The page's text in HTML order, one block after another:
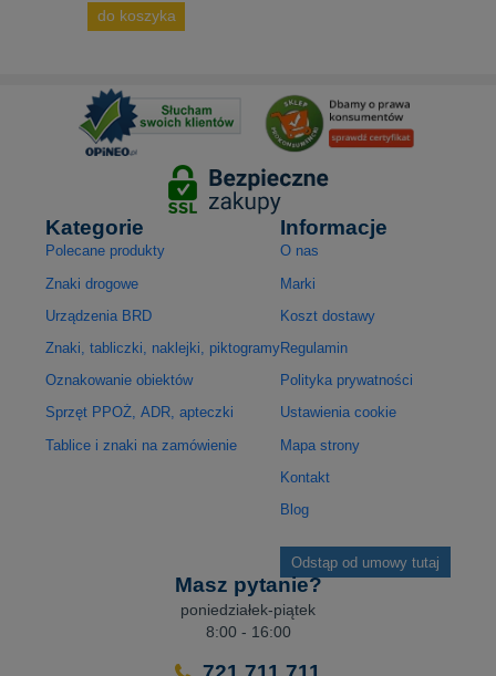
do koszyka
Kategorie
Polecane produkty
Znaki drogowe
Urządzenia BRD
Znaki, tabliczki, naklejki, piktogramy
Oznakowanie obiektów
Sprzęt PPOŻ, ADR, apteczki
Tablice i znaki na zamówienie
Informacje
O nas
Marki
Koszt dostawy
Regulamin
Polityka prywatności
Ustawienia cookie
Mapa strony
Kontakt
Blog
Odstąp od umowy tutaj
Masz pytanie?
poniedziałek-piątek
8:00 - 16:00